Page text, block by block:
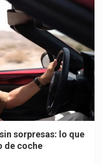
sorpresas: lo que
de coche